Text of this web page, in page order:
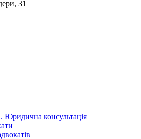
31
Юридична консультація